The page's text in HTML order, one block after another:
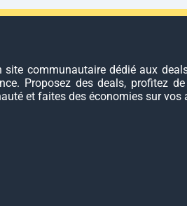
site communautaire dédié aux
Proposez des deals, profitez
et faites des économies sur vos